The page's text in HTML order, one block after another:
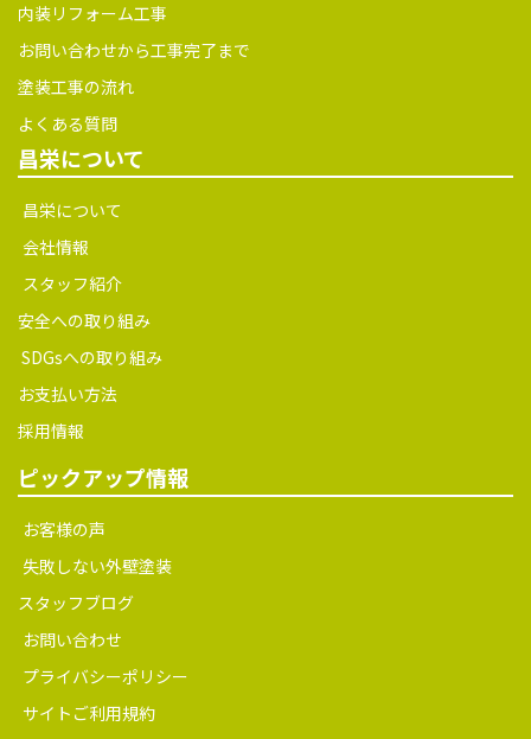
内装リフォーム工事
お問い合わせから工事完了まで
塗装工事の流れ
よくある質問
昌栄について
昌栄について
会社情報
スタッフ紹介
安全への取り組み
SDGsへの取り組み
お支払い方法
採用情報
ピックアップ情報
お客様の声
失敗しない外壁塗装
スタッフブログ
お問い合わせ
プライバシーポリシー
サイトご利用規約